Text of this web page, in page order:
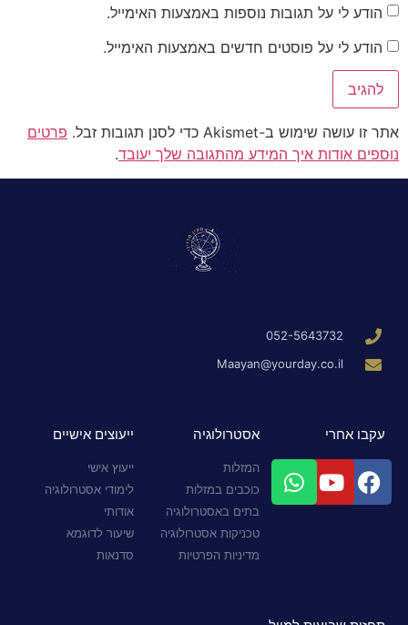
הודע לי על תגובות נוספות באמצעות האימייל.
הודע לי על פוסטים חדשים באמצעות האימייל.
אתר זו עושה שימוש ב-Akismet כדי לסנן תגובות זבל.
פרטים
נוספים אודות איך המידע מהתגובה שלך יעובד.
052-5643732
Maayan@yourday.co.il
עקבו אחרי אסטרולוגיה
המזלות
כוכבים במזלות
בתים באסטרולוגיה
טכניקות אסטרולוגיה
מדיניות הפרטיות
ייעוצים אישיים
ייעוץ אישי
לימודי אסטרולוגיה
אודותי
שיעור לדוגמא
סדנאות